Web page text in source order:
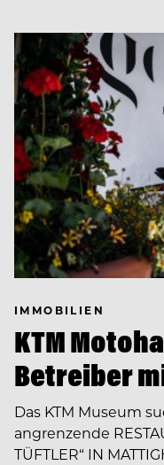
IMMOBILIEN
KTM
Betreiber
Das KTM Museum
angrenzende
TÜFTLER“ IN